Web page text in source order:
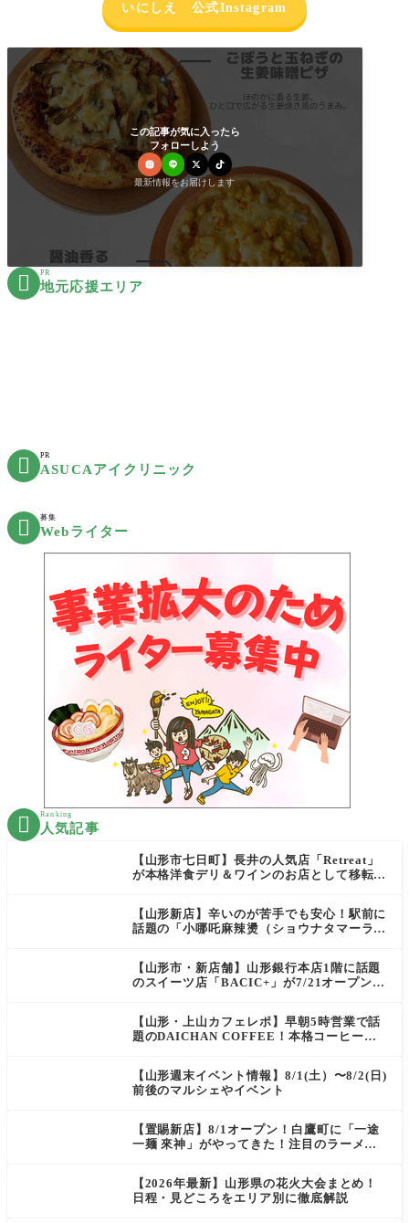
いにしえ 公式Instagram
この記事が気に入ったら
フォローしよう
最新情報をお届けします
 PR
地元応援エリア
 PR
ASUCAアイクリニック
 募集
Webライター
 Ranking
人気記事
【山形市七日町】長井の人気店「Retreat」
が本格洋食デリ＆ワインのお店として移転オ
【山形新店】辛いのが苦手でも安心！駅前に
話題の「小哪吒麻辣燙（ショウナタマーラー
【山形市・新店舗】山形銀行本店1階に話題
のスイーツ店「BACIC+」が7/21オープン！
【山形・上山カフェレポ】早朝5時営業で話
題のDAICHAN COFFEE！本格コーヒーを
【山形週末イベント情報】8/1(土）〜8/2(日)
前後のマルシェやイベント
【置賜新店】8/1オープン！白鷹町に「一途
一麺 來神」がやってきた！注目のラーメン
【2026年最新】山形県の花火大会まとめ！
日程・見どころをエリア別に徹底解説